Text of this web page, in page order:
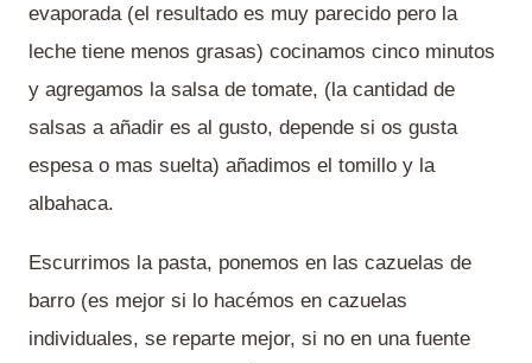
evaporada (el resultado es muy parecido pero la
leche tiene menos grasas) cocinamos cinco minutos
y agregamos la salsa de tomate, (la cantidad de
salsas a añadir es al gusto, depende si os gusta
espesa o mas suelta) añadimos el tomillo y la
albahaca.
Escurrimos la pasta, ponemos en las cazuelas de
barro (es mejor si lo hacémos en cazuelas
individuales, se reparte mejor, si no en una fuente